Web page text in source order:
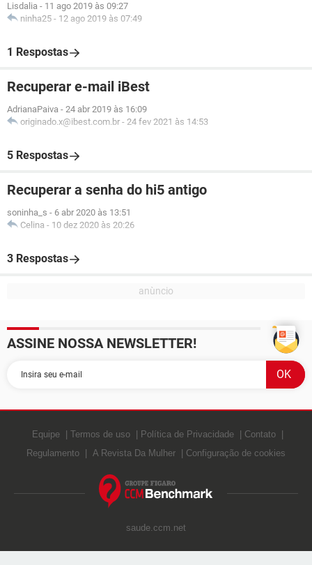
Lisdalia - 11 ago 2019 às 09:27
ninha25 - 12 ago 2019 às 07:49
1 Respostas
Recuperar e-mail iBest
AdrianaPaiva - 24 abr 2019 às 16:09
originado.x@ibest.com.br - 24 fev 2021 às 14:53
5 Respostas
Recuperar a senha do hi5 antigo
soninha_s - 6 abr 2020 às 13:51
Celina - 10 dez 2020 às 20:26
3 Respostas
ASSINE NOSSA NEWSLETTER!
Equipe Termos de uso Política de Privacidade
Contato
Regulamento
A Revista Da Mulher Configuração de cookies
saude.ccm.net